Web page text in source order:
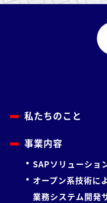
私たちのこと
事業内容
SAPソリューショ
オープン系技術に
業務システム開発